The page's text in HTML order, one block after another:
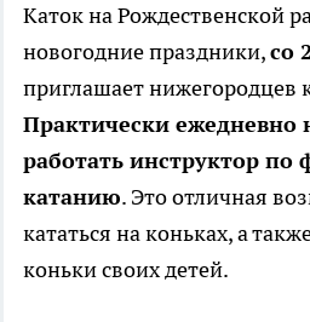
Каток на Рождественской
новогодние праздники,со
приглашает нижегородцев
Практически ежедневно
работать инструктор по
катанию. Это отличная
кататься на коньках, а
коньки своих детей.